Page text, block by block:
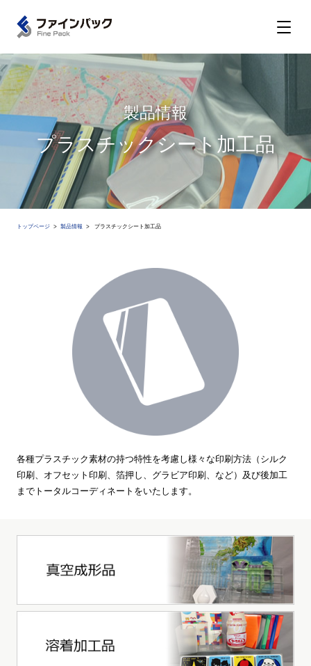
製品情報
プラスチックシート加工品
トップページ 製品情報 プラスチックシート加工品
各種プラスチック素材の持つ特性を考慮し様々な印刷方法（シルク
印刷、オフセット印刷、箔押し、グラビア印刷、など）及び後加工
までトータルコーディネートをいたします。